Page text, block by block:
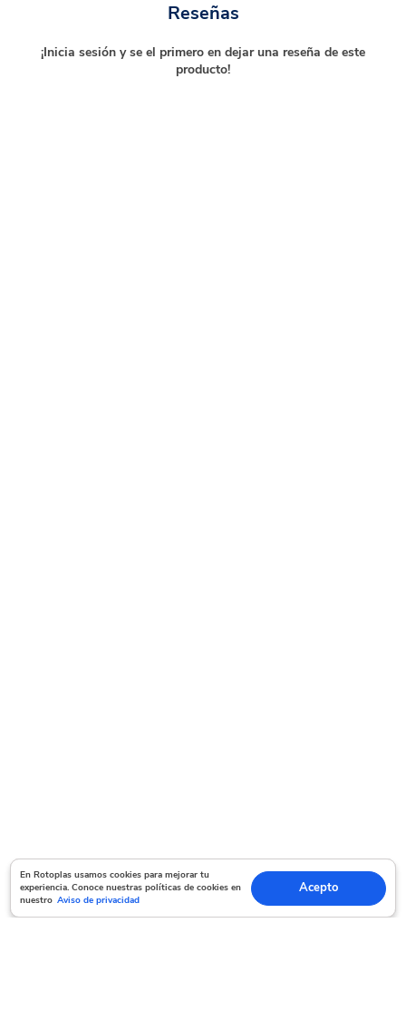
En Rotoplas usamos cookies para mejorar tu experiencia. Conoce nuestras políticas
de cookies en nuestro Aviso de privacidad Acepto
En Rotoplas usamos cookies para mejorar tu
experiencia. Conoce nuestras políticas de cookies en
nuestro Aviso de privacidad
Acepto
Reseñas
¡Inicia sesión y se el primero en dejar una reseña de este
producto!